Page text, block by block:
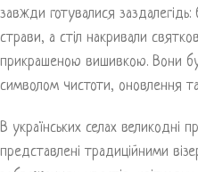
завжди готувалися заздалегідь:
страви, а стіл накривали
прикрашеною вишивкою. Вони
символом чистоти, оновлення
В українських селах великодні
представлені традиційними